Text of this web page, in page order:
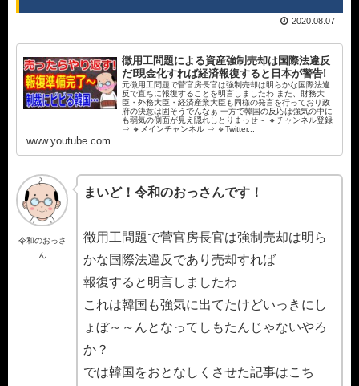
2020.08.07
徴用工問題による資産強制売却は国際法違反
だ!現金化すれば経済報復すると日本が警告!
元徴用工問題で菅官房長官は強制売却は明らかな国際法違
反で直ちに報復することを明言しましたわ また、財務大
臣・外務大臣・経済産業大臣も同様の発言を行っており政
府の決意は固そうでんなぁ 一方で韓国の反応は強気の中に
も弱気の側面が見え隠れしとりまっせ～ 🔸チャンネル登録
⇒ 🔸メインチャンネル ⇒ 🔹Twitter...
www.youtube.com
令和のおっさ
ん
まいど！令和のおっさんです！
徴用工問題で菅官房長官は強制売却は明ら
かな国際法違反であり売却すれば
報復すると明言しましたわ
これは韓国も強気に出てたけどいっきにし
ょぼ～～んとなってしもたんじゃないやろ
か？
では韓国をおとなしくさせた記事はこち